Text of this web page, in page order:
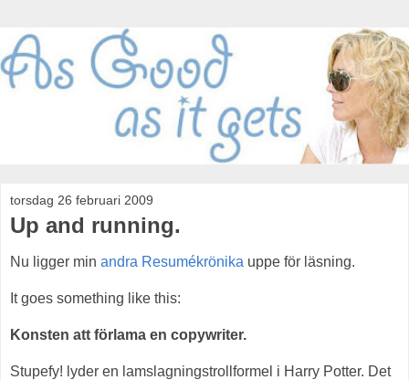
torsdag 26 februari 2009
Up and running.
Nu ligger min andra Resumékrönika uppe för läsning.
It goes something like this:
Konsten att förlama en copywriter.
Stupefy! lyder en lamslagningstrollformel i Harry Potter. Det